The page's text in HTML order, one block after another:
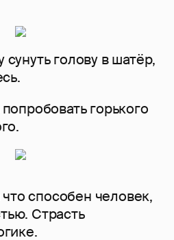
голову в шатёр,
горького
что способен человек,
Страсть